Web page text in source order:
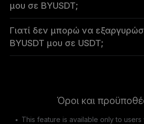
μου σε BYUSDT;
Γιατί δεν μπορώ να
BYUSDT μου σε USDT;
Όροι και
This feature is available only to